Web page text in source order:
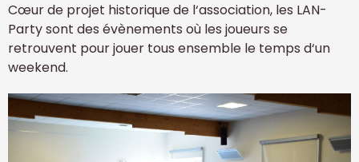
Cœur de projet historique de l‘association, les LAN-
Party sont des évènements où les joueurs se
retrouvent pour jouer tous ensemble le temps d‘un
weekend.